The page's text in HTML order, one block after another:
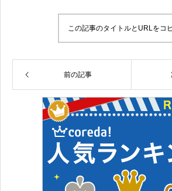
この記事のタイトルとURLをコ
前の記事